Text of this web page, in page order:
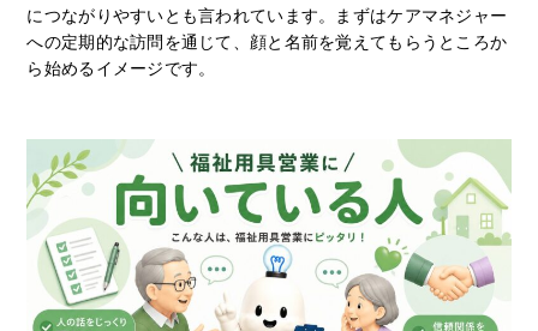
につながりやすいとも言われています。まずはケアマネジャー
への定期的な訪問を通じて、顔と名前を覚えてもらうところか
ら始めるイメージです。